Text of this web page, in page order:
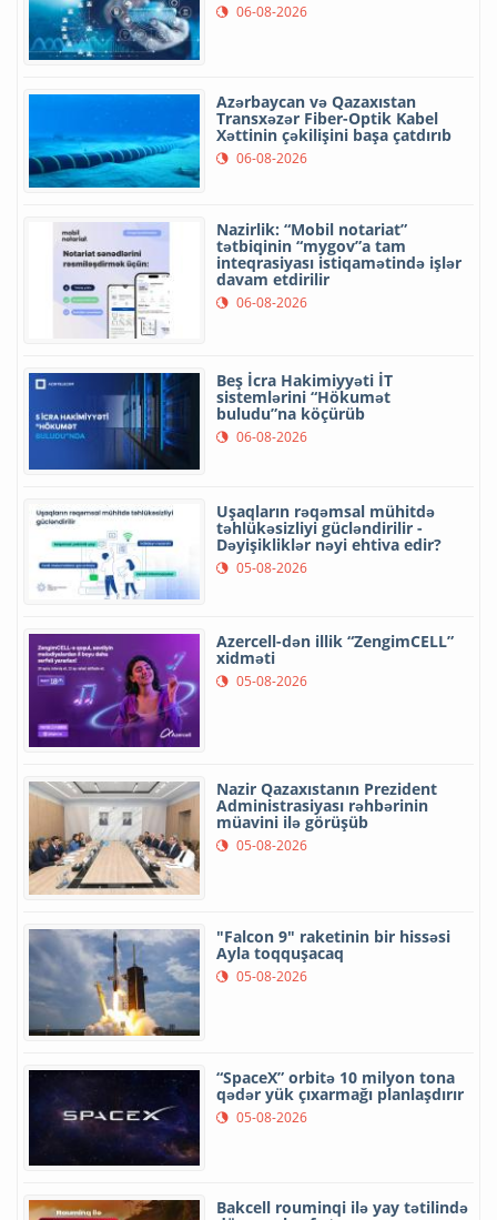
06-08-2026
Azərbaycan və Qazaxıstan
Transxəzər Fiber-Optik Kabel
Xəttinin çəkilişini başa çatdırıb
06-08-2026
Nazirlik: “Mobil notariat”
tətbiqinin “mygov”a tam
inteqrasiyası istiqamətində işlər
davam etdirilir
06-08-2026
Beş İcra Hakimiyyəti İT
sistemlərini “Hökumət
buludu”na köçürüb
06-08-2026
Uşaqların rəqəmsal mühitdə
təhlükəsizliyi gücləndirilir -
Dəyişikliklər nəyi ehtiva edir?
05-08-2026
Azercell-dən illik “ZengimCELL”
xidməti
05-08-2026
Nazir Qazaxıstanın Prezident
Administrasiyası rəhbərinin
müavini ilə görüşüb
05-08-2026
"Falcon 9" raketinin bir hissəsi
Ayla toqquşacaq
05-08-2026
“SpaceX” orbitə 10 milyon tona
qədər yük çıxarmağı planlaşdırır
05-08-2026
Bakcell rouminqi ilə yay tətilində